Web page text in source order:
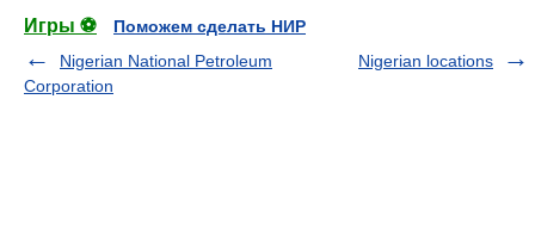
Игры ⚽
Поможем сделать НИР
Nigerian National Petroleum
Corporation
Nigerian locations